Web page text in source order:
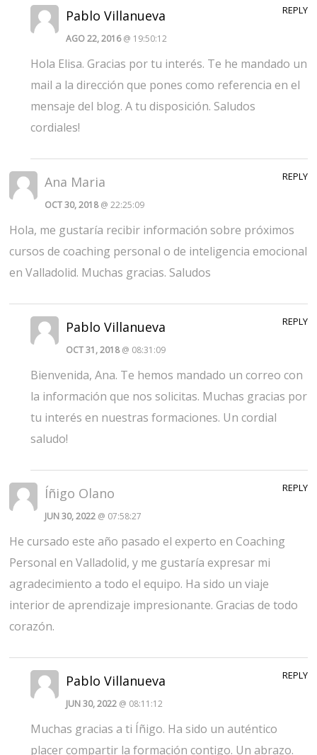
Pablo Villanueva
AGO 22, 2016@ 19:50:12
Hola Elisa. Gracias por tu interés. Te he mandado un
mail a la dirección que pones como referencia en el
mensaje del blog. A tu disposición. Saludos
cordiales!
REPLY
Ana Maria
OCT 30, 2018@ 22:25:09
Hola, me gustaría recibir información sobre próximos
cursos de coaching personal o de inteligencia emocional
en Valladolid. Muchas gracias. Saludos
REPLY
Pablo Villanueva
OCT 31, 2018@ 08:31:09
Bienvenida, Ana. Te hemos mandado un correo con
la información que nos solicitas. Muchas gracias por
tu interés en nuestras formaciones. Un cordial
saludo!
REPLY
Íñigo Olano
JUN 30, 2022 @ 07:58:27
He cursado este año pasado el experto en Coaching
Personal en Valladolid, y me gustaría expresar mi
agradecimiento a todo el equipo. Ha sido un viaje
interior de aprendizaje impresionante. Gracias de todo
corazón.
REPLY
Pablo Villanueva
JUN 30, 2022 @ 08:11:12
Muchas gracias a ti Íñigo. Ha sido un auténtico
placer compartir la formación contigo. Un abrazo.
REPLY